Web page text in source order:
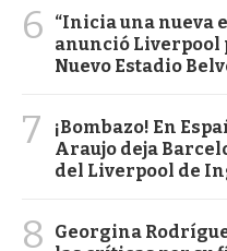
6
“Inicia una nueva
anunció Liverpool
Nuevo Estadio
7
¡Bombazo! En
Araujo deja
del Liverpool de
8
Georgina